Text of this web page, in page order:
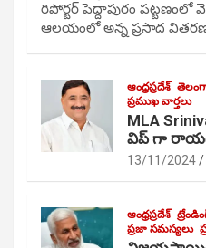
రిపోర్టర్ పెద్దాపురం
ఆలయంలో అన్న ప్రసాద వితరణ
ఆంధ్రప్రదేశ్
ప్రముఖ వార్తలు
MLA
విప్ గా
13/11/2024
ఆంధ్రప్రదేశ్
ప్రజా సమస్యలు